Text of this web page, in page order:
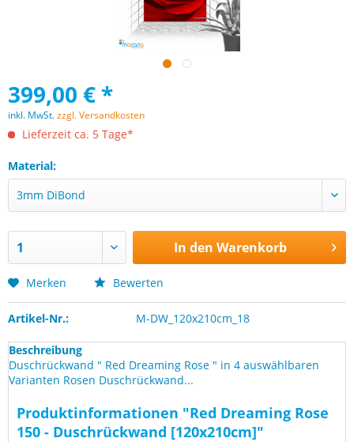
399,00 € *
inkl. MwSt.zzgl. Versandkosten
Lieferzeit ca. 5 Tage*
Material:
In den Warenkorb
Merken Bewerten
Artikel-Nr.: M-DW_120x210cm_18
Beschreibung
Duschrückwand " Red Dreaming Rose " in 4 auswählbaren
Varianten Rosen Duschrückwand...
Produktinformationen "Red Dreaming Rose
150 - Duschrückwand [120x210cm]"